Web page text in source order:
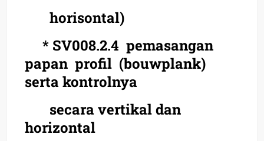
horisontal)
* SV008.2.4 pemasangan
papan profil (bouwplank)
serta kontrolnya
secara vertikal dan
horizontal